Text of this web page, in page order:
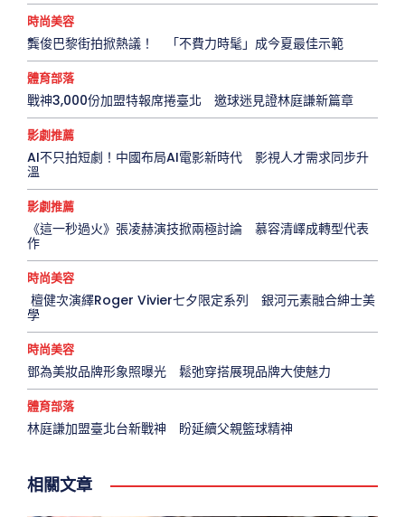
時尚美容
龔俊巴黎街拍掀熱議！ 「不費力時髦」成今夏最佳示範
體育部落
戰神3,000份加盟特報席捲臺北 邀球迷見證林庭謙新篇章
影劇推薦
AI不只拍短劇！中國布局AI電影新時代 影視人才需求同步升
溫
影劇推薦
《這一秒過火》張凌赫演技掀兩極討論 慕容清嶧成轉型代表
作
時尚美容
檀健次演繹Roger Vivier七夕限定系列 銀河元素融合紳士美
學
時尚美容
鄧為美妝品牌形象照曝光 鬆弛穿搭展現品牌大使魅力
體育部落
林庭謙加盟臺北台新戰神 盼延續父親籃球精神
相關文章